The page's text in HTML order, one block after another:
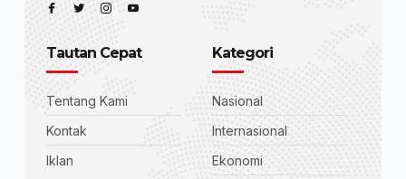
Tautan Cepat
Tentang Kami
Kontak
Iklan
Kategori
Nasional
Internasional
Ekonomi